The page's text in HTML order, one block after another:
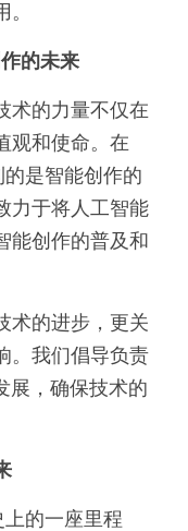
的未来
术的力量不仅在
观和使命。在
是智能创作的
力于将人工智能
能创作的普及和
术的进步，更关
。我们倡导负责
展，确保技术的
的一座里程